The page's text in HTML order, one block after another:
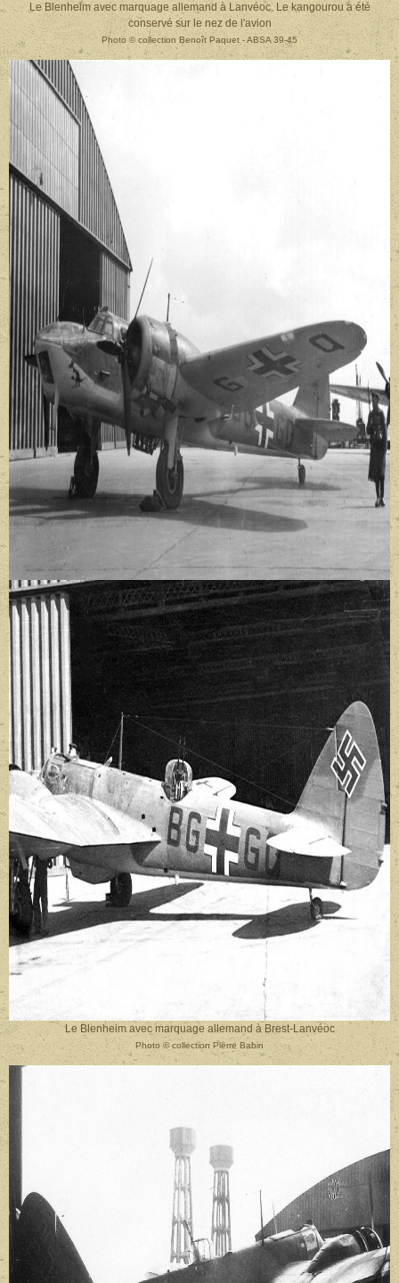
Le Blenheim avec marquage allemand à Lanvéoc. Le kangourou a été
conservé sur le nez de l'avion
Photo ©collection Benoît Paquet - ABSA 39-45
Le Blenheim avec marquage allemand à Brest-Lanvéoc
Photo© collection Pierre Babin